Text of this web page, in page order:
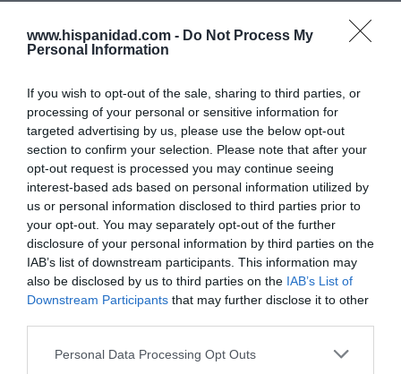
www.hispanidad.com - Do Not Process My
Personal Information
If you wish to opt-out of the sale, sharing to third parties, or
processing of your personal or sensitive information for
targeted advertising by us, please use the below opt-out
section to confirm your selection. Please note that after your
opt-out request is processed you may continue seeing
interest-based ads based on personal information utilized by
us or personal information disclosed to third parties prior to
your opt-out. You may separately opt-out of the further
disclosure of your personal information by third parties on the
IAB’s list of downstream participants. This information may
also be disclosed by us to third parties on the IAB’s List of
Downstream Participants that may further disclose it to other
Personal Data Processing Opt Outs
Hoy destacamos
ECONOMÍA
Telefónica. Situación límite: bronca en Reino
Unido, el riesgo de deuda en el alero... y
Enrique Goñi reivindica la Presidencia
Eulogio López 06/08/26 16:47
ECONOMÍA
Disney cree que sus acciones están
infravaloradas y hará más recompras